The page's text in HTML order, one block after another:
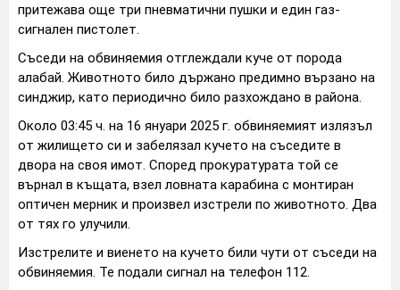
притежава още три пневматични пушки и един газ-
сигнален пистолет.
Съседи на обвиняемия отглеждали куче от порода
алабай. Животното било държано предимно вързано на
синджир, като периодично било разхождано в района.
Около 03:45 ч. на 16 януари 2025 г. обвиняемият излязъл
от жилището си и забелязал кучето на съседите в
двора на своя имот. Според прокуратурата той се
върнал в къщата, взел ловната карабина с монтиран
оптичен мерник и произвел изстрели по животното. Два
от тях го улучили.
Изстрелите и виенето на кучето били чути от съседи на
обвиняемия. Те подали сигнал на телефон 112.